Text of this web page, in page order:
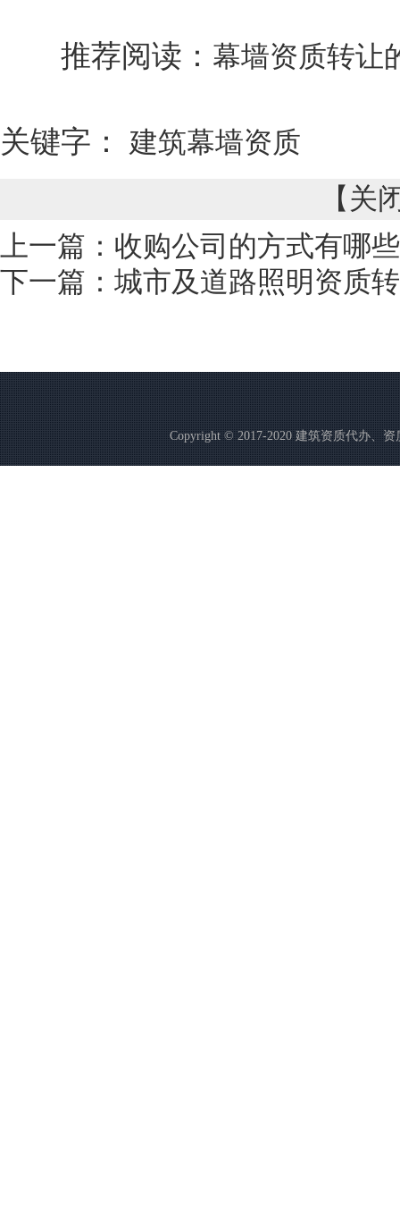
推荐阅读： 幕墙资质转让
关键字： 建筑幕墙资质
【 关
上一篇： 收购公司的方式有哪些
下一篇： 城市及道路照明资质
Copyright © 2017-2020 建筑资质代办、